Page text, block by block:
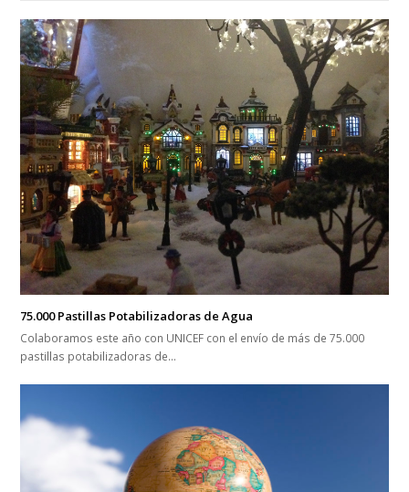
75.000 Pastillas Potabilizadoras de Agua
Colaboramos este año con UNICEF con el envío de más de 75.000
pastillas potabilizadoras de…